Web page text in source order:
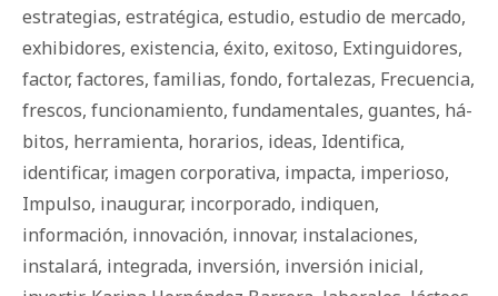
estrategias, estratégica, estudio, estudio de mercado,
exhibidores, existencia, éxito, exitoso, Extinguidores,
factor, factores, familias, fondo, fortalezas, Frecuencia,
frescos, funcionamiento, fundamentales, guantes, há­
bi­tos, herramienta, horarios, ideas, Identifica,
identificar, imagen corporativa, impacta, imperioso,
Impulso, inaugurar, incorporado, indiquen,
información, innovación, innovar, instalaciones,
instalará, integrada, inversión, inversión inicial,